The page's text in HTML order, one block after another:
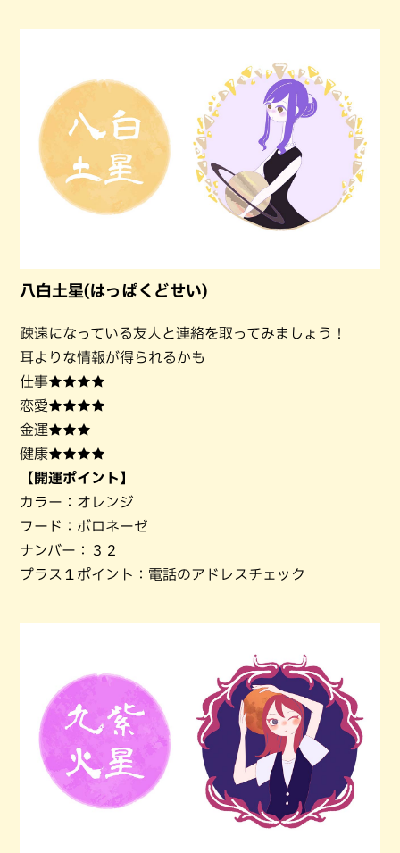
八白土星(はっぱくどせい)
疎遠になっている友人と連絡を取ってみましょう！
耳よりな情報が得られるかも
仕事★★★★
恋愛★★★★
金運★★★
健康★★★★
【開運ポイント】
カラー：オレンジ
フード：ボロネーゼ
ナンバー：３２
プラス１ポイント：電話のアドレスチェック